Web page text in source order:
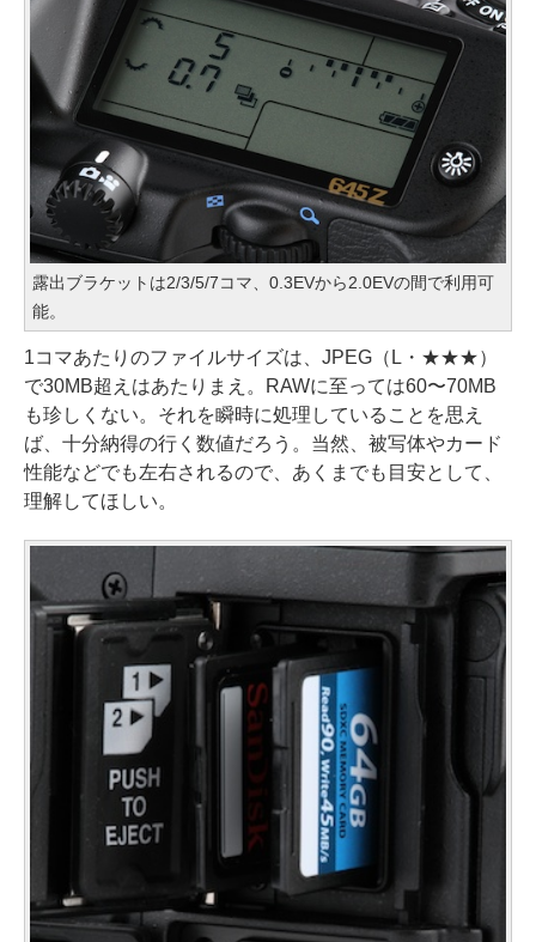
露出ブラケットは2/3/5/7コマ、0.3EVから2.0EVの間で利用可
能。
1コマあたりのファイルサイズは、JPEG（L・★★★）
で30MB超えはあたりまえ。RAWに至っては60〜70MB
も珍しくない。それを瞬時に処理していることを思え
ば、十分納得の行く数値だろう。当然、被写体やカード
性能などでも左右されるので、あくまでも目安として、
理解してほしい。